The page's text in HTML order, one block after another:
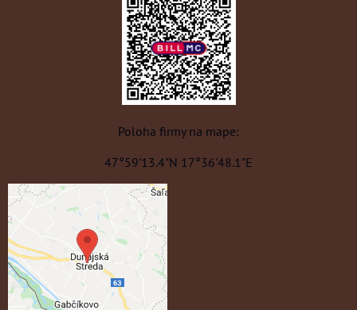
Poloha firmy na mape:
47°59'13.4"N 17°36'48.1"E